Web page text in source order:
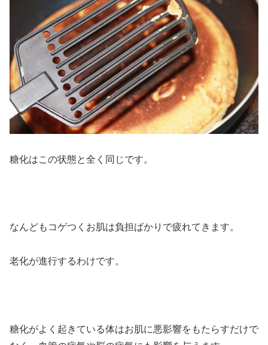
糖化はこの状態と全く同じです。
なんどもコゲつくお肌は負担ばかりで疲れてきます。
老化が進行するわけです。
糖化がよく起きている体はお肌に悪影響をもたらすだけで